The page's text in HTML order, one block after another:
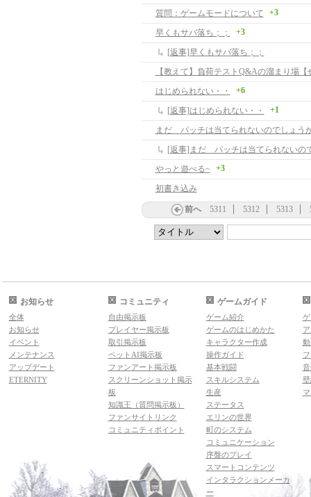
質問：ゲームモードについて +3
早くもサバ落ち；； +3
[返事]早くもサバ落ち；；
はじめられない・・ +6
[返事]はじめられない・・ +1
まだ パッチは当てられないのでしょう
[返事]まだ パッチは当てられないの
やっと遊べる~
+3
初書き込み
前へ 5311 5312 5313
お知らせ
全体
お知らせ
イベント
メンテナンス
アップデート
ETERNITY
コミュニティ
自由掲示板
プレイヤー掲示板
取引掲示板
ペットAI掲示板
ファンアート掲示板
スクリーンショット掲示
板
知識王（質問掲示板）
ファンサイトリンク
コミュニティポイント
ゲームガイド
ゲーム紹介
ゲームのはじめかた
キャラクター作成
操作ガイド
基本戦闘
スキルシステム
生産
ステータス
エリンの世界
町のシステム
コミュニケーション
序盤のプレイ
スマートコンテンツ
インタラクションメーカ
ー